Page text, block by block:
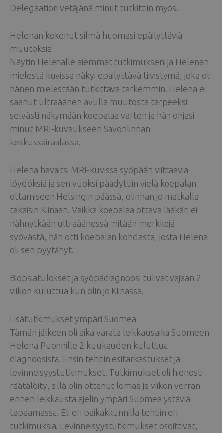
Delegaation vetäjänä minut tutkittiin myös.
Helenan kokenut silmä huomasi epäilyttäviä
muutoksia
Näytin Helenalle aiemmat tutkimukseni ja Helenan
mielestä kuvissa näkyi epäilyttävä tiivistymä, joka oli
hänen mielestään tutkittava tarkemmin. Helena ei
saanut ultraäänen avulla muutosta tarpeeksi
selvästi näkymään koepalaa varten ja hän ohjasi
minut MRI-kuvaukseen Savonlinnan
keskussairaalassa.
Helena havaitsi MRI-kuvissa syöpään viittaavia
löydöksiä ja sen vuoksi päädyttiin vielä koepalan
ottamiseen Helsingin päässä, olinhan jo matkalla
takaisin Kiinaan. Vaikka koepalaa ottava lääkäri ei
nähnytkään ultraäänessä mitään merkkejä
syövästä, hän otti koepalan kohdasta, josta Helena
oli sen pyytänyt.
Biopsiatulokset ja syöpädiagnoosi tulivat vajaan 2
viikon kuluttua kun olin jo Kiinassa.
Lisätutkimukset ympäri Suomea
Tämän jälkeen oli aika varata leikkausaika Suomeen
Helena Puonnille 2 kuukauden kuluttua
diagnoosista. Ensin tehtiin esitarkastukset ja
levinneisyystutkimukset. Tutkimukset oli hienosti
räätälöity, sillä olin ottanut lomaa ja viikon verran
ennen leikkausta ajelin ympäri Suomea ystäviä
tapaamassa. Eli eri paikakkunnilla tehtiin eri
tutkimuksia. Levinneisyystutkimukset osoittivat,